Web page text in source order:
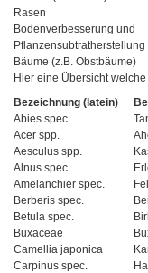
Rasen
Bodenverbesserung und
Pflanzensubtratherstellung
Bäume (z.B. Obstbäume)
Hier eine Übersicht
Bezeichnung (latein)
Abies spec.
Acer spp.
Aesculus spp.
Alnus spec.
Amelanchier spec.
Berberis spec.
Betula spec.
Buxaceae
Camellia japonica
Carpinus spec.